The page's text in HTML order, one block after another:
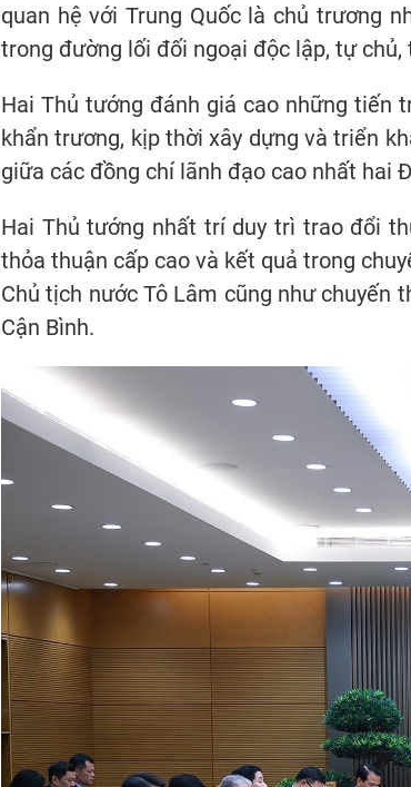
quan hệ với Trung Quốc là chủ trương
trong đường lối đối ngoại độc lập, tự
Hai Thủ tướng đánh giá cao những tiến
khẩn trương, kịp thời xây dựng và triển
giữa các đồng chí lãnh đạo cao nhất hai
Hai Thủ tướng nhất trí duy trì trao đổi
thỏa thuận cấp cao và kết quả trong
Chủ tịch nước Tô Lâm cũng như chuyến
Cận Bình.